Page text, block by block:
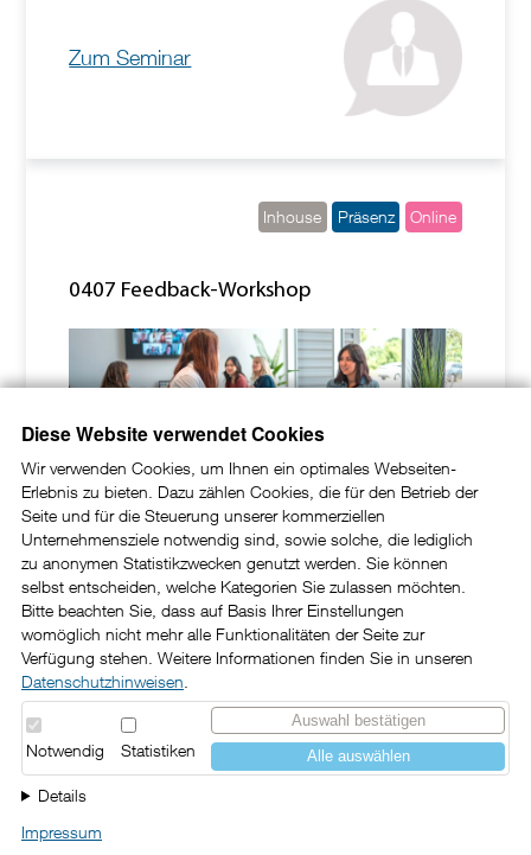
Diese Website verwendet Cookies
Wir verwenden Cookies, um Ihnen ein optimales Webseiten-
Erlebnis zu bieten. Dazu zählen Cookies, die für den Betrieb der
Seite und für die Steuerung unserer kommerziellen
Unternehmensziele notwendig sind, sowie solche, die lediglich
zu anonymen Statistikzwecken genutzt werden. Sie können
selbst entscheiden, welche Kategorien Sie zulassen möchten.
Bitte beachten Sie, dass auf Basis Ihrer Einstellungen
womöglich nicht mehr alle Funktionalitäten der Seite zur
Verfügung stehen. Weitere Informationen finden Sie in unseren
Datenschutzhinweisen
Notwendig Statistiken
Auswahl bestätigen
Alle auswählen
Details
Impressum
Zum Seminar
Inhouse Präsenz Online
0407 Feedback-Workshop
Führungskompetenz
"Feedback richtig geben"!
Feedback-Kultur etablieren
Vertrauensvolles Miteinander
fördern
Wachstumspotenziale aktivieren